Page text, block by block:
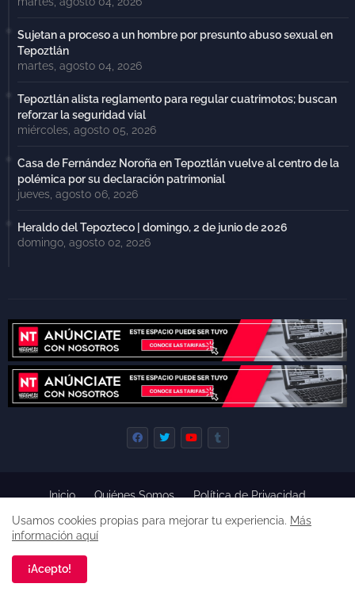
Sujetan a proceso a un hombre por presunto abuso sexual en
Tepoztlán
martes, agosto 04, 2026
Tepoztlán alista reglamento para regular cuatrimotos; buscan
reforzar la seguridad vial
miércoles, agosto 05, 2026
Casa de Fernández Noroña en Tepoztlán vuelve al centro de la
polémica por su declaración patrimonial
jueves, agosto 06, 2026
Heraldo del Tepozteco | domingo, 2 de junio de 2026
domingo, agosto 02, 2026
Derechos reservados, 2022 -
Una empresa de
Inicio Quiénes Somos
Política de Privacidad
Derecho de Réplica
Términos y Condiciones de Uso
Usamos cookies propias para mejorar tu experiencia. Más
información aquí
¡Acepto!